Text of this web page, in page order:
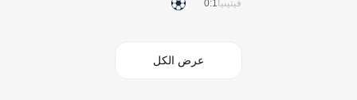
فيتينيا1:0
عرض الكل